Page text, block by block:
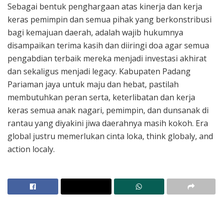
Sebagai bentuk penghargaan atas kinerja dan kerja
keras pemimpin dan semua pihak yang berkonstribusi
bagi kemajuan daerah, adalah wajib hukumnya
disampaikan terima kasih dan diiringi doa agar semua
pengabdian terbaik mereka menjadi investasi akhirat
dan sekaligus menjadi legacy. Kabupaten Padang
Pariaman jaya untuk maju dan hebat, pastilah
membutuhkan peran serta, keterlibatan dan kerja
keras semua anak nagari, pemimpin, dan dunsanak di
rantau yang diyakini jiwa daerahnya masih kokoh. Era
global justru memerlukan cinta loka, think globaly, and
action localy.